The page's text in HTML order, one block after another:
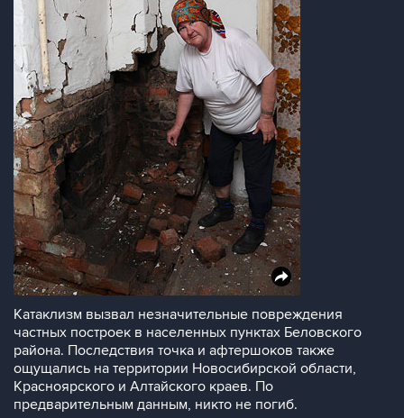
Катаклизм вызвал незначительные повреждения
частных построек в населенных пунктах Беловского
района. Последствия точка и афтершоков также
ощущались на территории Новосибирской области,
Красноярского и Алтайского краев. По
предварительным данным, никто не погиб.